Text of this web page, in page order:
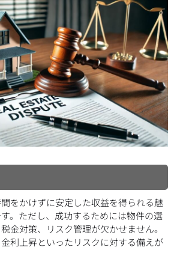
をかけずに安定した収益を得られる魅
。ただし、成功するためには物件の選
金対策、リスク管理が欠かせません。
利上昇といったリスクに対する備えが